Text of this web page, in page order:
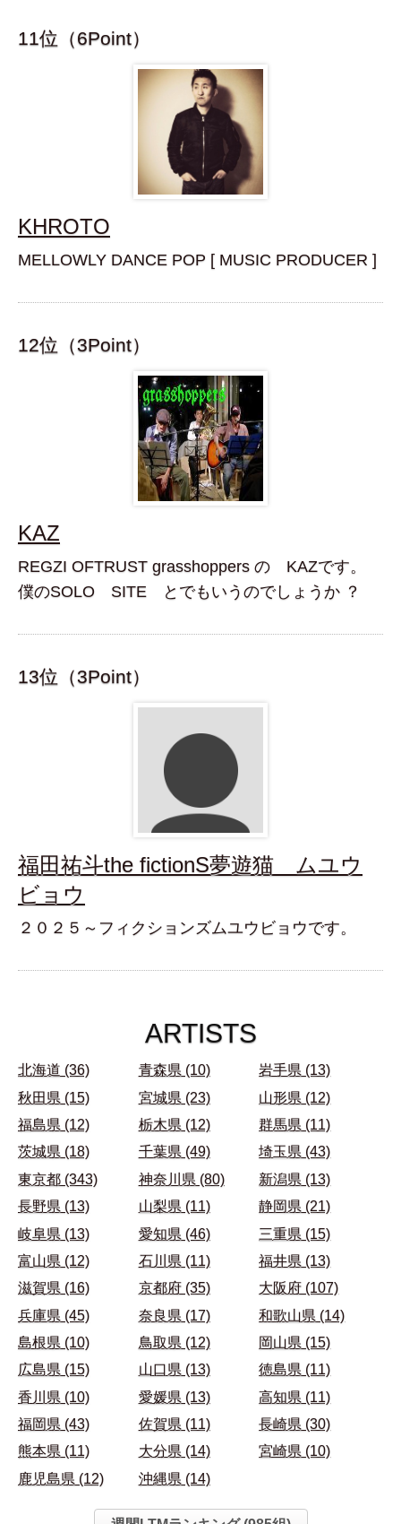
11位（6Point）
KHROTO
MELLOWLY DANCE POP [ MUSIC PRODUCER ]
12位（3Point）
KAZ
REGZI OFTRUST grasshoppers の KAZです。
僕のSOLO SITE とでもいうのでしょうか ？
13位（3Point）
福田祐斗the fictionS夢遊猫 ムユウ
ビョウ
２０２５～フィクションズムユウビョウです。
ARTISTS
北海道 (36) 青森県 (10)
岩手県 (13)
秋田県 (15)
宮城県 (23)
山形県 (12)
福島県 (12)
栃木県 (12)
群馬県 (11)
茨城県 (18)
千葉県 (49)
埼玉県 (43)
東京都 (343)
神奈川県 (80)
新潟県 (13)
長野県 (13)
山梨県 (11)
静岡県 (21)
岐阜県 (13)
愛知県 (46)
三重県 (15)
富山県 (12)
石川県 (11)
福井県 (13)
滋賀県 (16)
京都府 (35)
大阪府 (107)
兵庫県 (45)
奈良県 (17)
和歌山県 (14)
島根県 (10)
鳥取県 (12)
岡山県 (15)
広島県 (15)
山口県 (13)
徳島県 (11)
香川県 (10)
愛媛県 (13)
高知県 (11)
福岡県 (43)
佐賀県 (11)
長崎県 (30)
熊本県 (11)
大分県 (14)
宮崎県 (10)
鹿児島県 (12)
沖縄県 (14)